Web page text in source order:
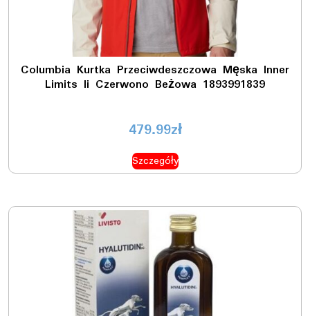
Columbia Kurtka Przeciwdeszczowa Męska Inner
Limits Ii Czerwono Beżowa 1893991839
479.99zł
Szczegóły